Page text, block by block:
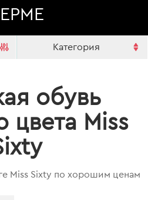
Категория
обувь
цвета Miss
Miss Sixty по хорошим ценам